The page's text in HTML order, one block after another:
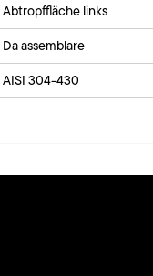
Abtropffläche links
Da assemblare
AISI 304-430